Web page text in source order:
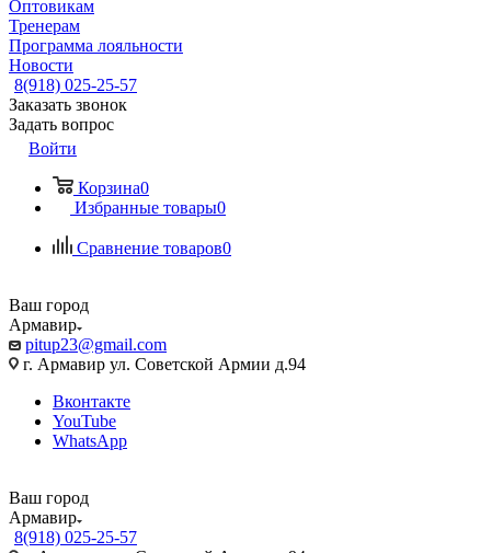
Оптовикам
Тренерам
Программа лояльности
Новости
8(918) 025-25-57
Заказать звонок
Задать вопрос
Войти
Корзина0
Избранные товары0
Сравнение товаров0
Ваш город
Армавир
pitup23@gmail.com
г. Армавир ул. Советской Армии д.94
Вконтакте
YouTube
WhatsApp
Ваш город
Армавир
8(918) 025-25-57